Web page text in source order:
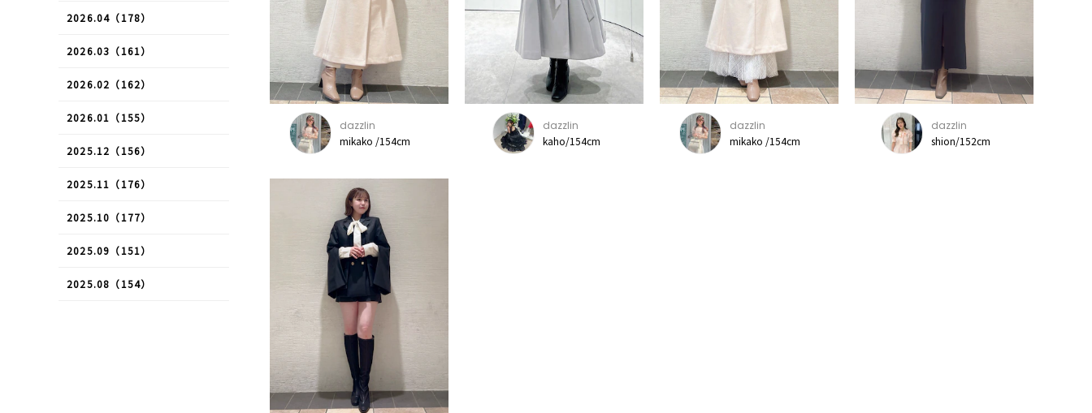
dazzlin
mikako /154cm
dazzlin
kaho/154cm
dazzlin
mikako /154cm
dazzlin
shion/152cm
2026.04（178）
2026.03（161）
2026.02（162）
2026.01（155）
2025.12（156）
2025.11（176）
2025.10（177）
2025.09（151）
2025.08（154）